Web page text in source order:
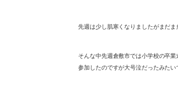
先週は少し肌寒くなりましたがまだ
そんな中先週倉敷市では小学校の卒
参加したのですが大号泣だったみたい